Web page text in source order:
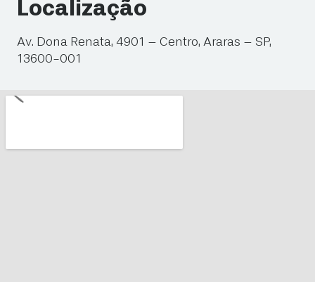
Localização
Av. Dona Renata, 4901 – Centro, Araras – SP,
13600-001